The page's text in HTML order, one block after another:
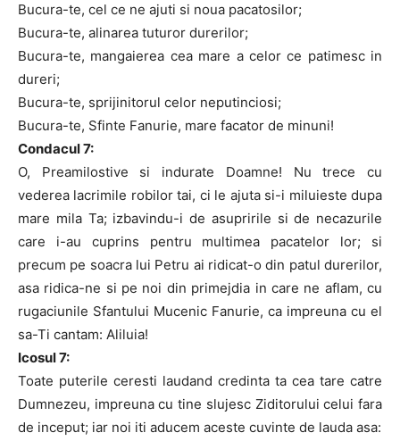
Bucura-te, cel ce ne ajuti si noua pacatosilor;
Bucura-te, alinarea tuturor durerilor;
Bucura-te, mangaierea cea mare a celor ce patimesc in
dureri;
Bucura-te, sprijinitorul celor neputinciosi;
Bucura-te, Sfinte Fanurie, mare facator de minuni!
Condacul 7:
O, Preamilostive si indurate Doamne! Nu trece cu
vederea lacrimile robilor tai, ci le ajuta si-i miluieste dupa
mare mila Ta; izbavindu-i de asupririle si de necazurile
care i-au cuprins pentru multimea pacatelor lor; si
precum pe soacra lui Petru ai ridicat-o din patul durerilor,
asa ridica-ne si pe noi din primejdia in care ne aflam, cu
rugaciunile Sfantului Mucenic Fanurie, ca impreuna cu el
sa-Ti cantam: Aliluia!
Icosul 7:
Toate puterile ceresti laudand credinta ta cea tare catre
Dumnezeu, impreuna cu tine slujesc Ziditorului celui fara
de inceput; iar noi iti aducem aceste cuvinte de lauda asa: